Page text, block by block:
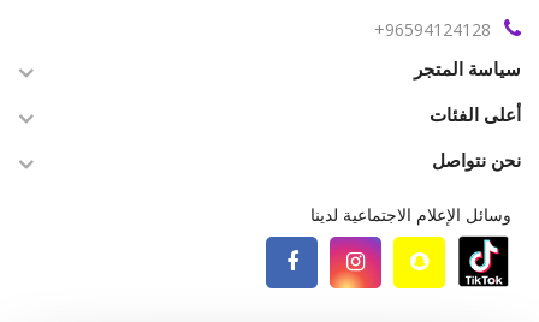
96594124128+
سياسة المتجر
أعلى الفئات
نحن نتواصل
وسائل الإعلام الاجتماعية لدينا